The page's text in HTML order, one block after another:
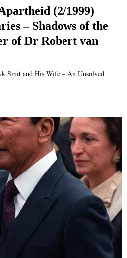
(2/1999)
– Shadows of the
of Dr Robert van
Smit and His Wife – An Unsolved